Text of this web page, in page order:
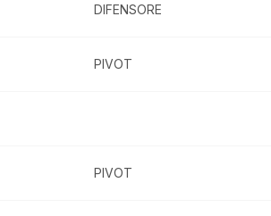
DIFENSORE
PIVOT
PIVOT